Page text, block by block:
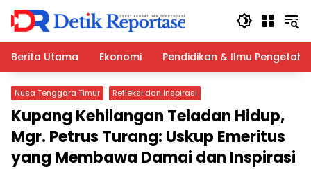
Langsung
konten
Berita Utama
Ekonomi Pendidikan & Ilmu
Nusa Tenggara Timur Refleksi dan Inspirasi
Kupang Kehilangan Teladan Hidup,
Mgr. Petrus Turang: Uskup Emeritus
yang Membawa Damai dan Inspirasi